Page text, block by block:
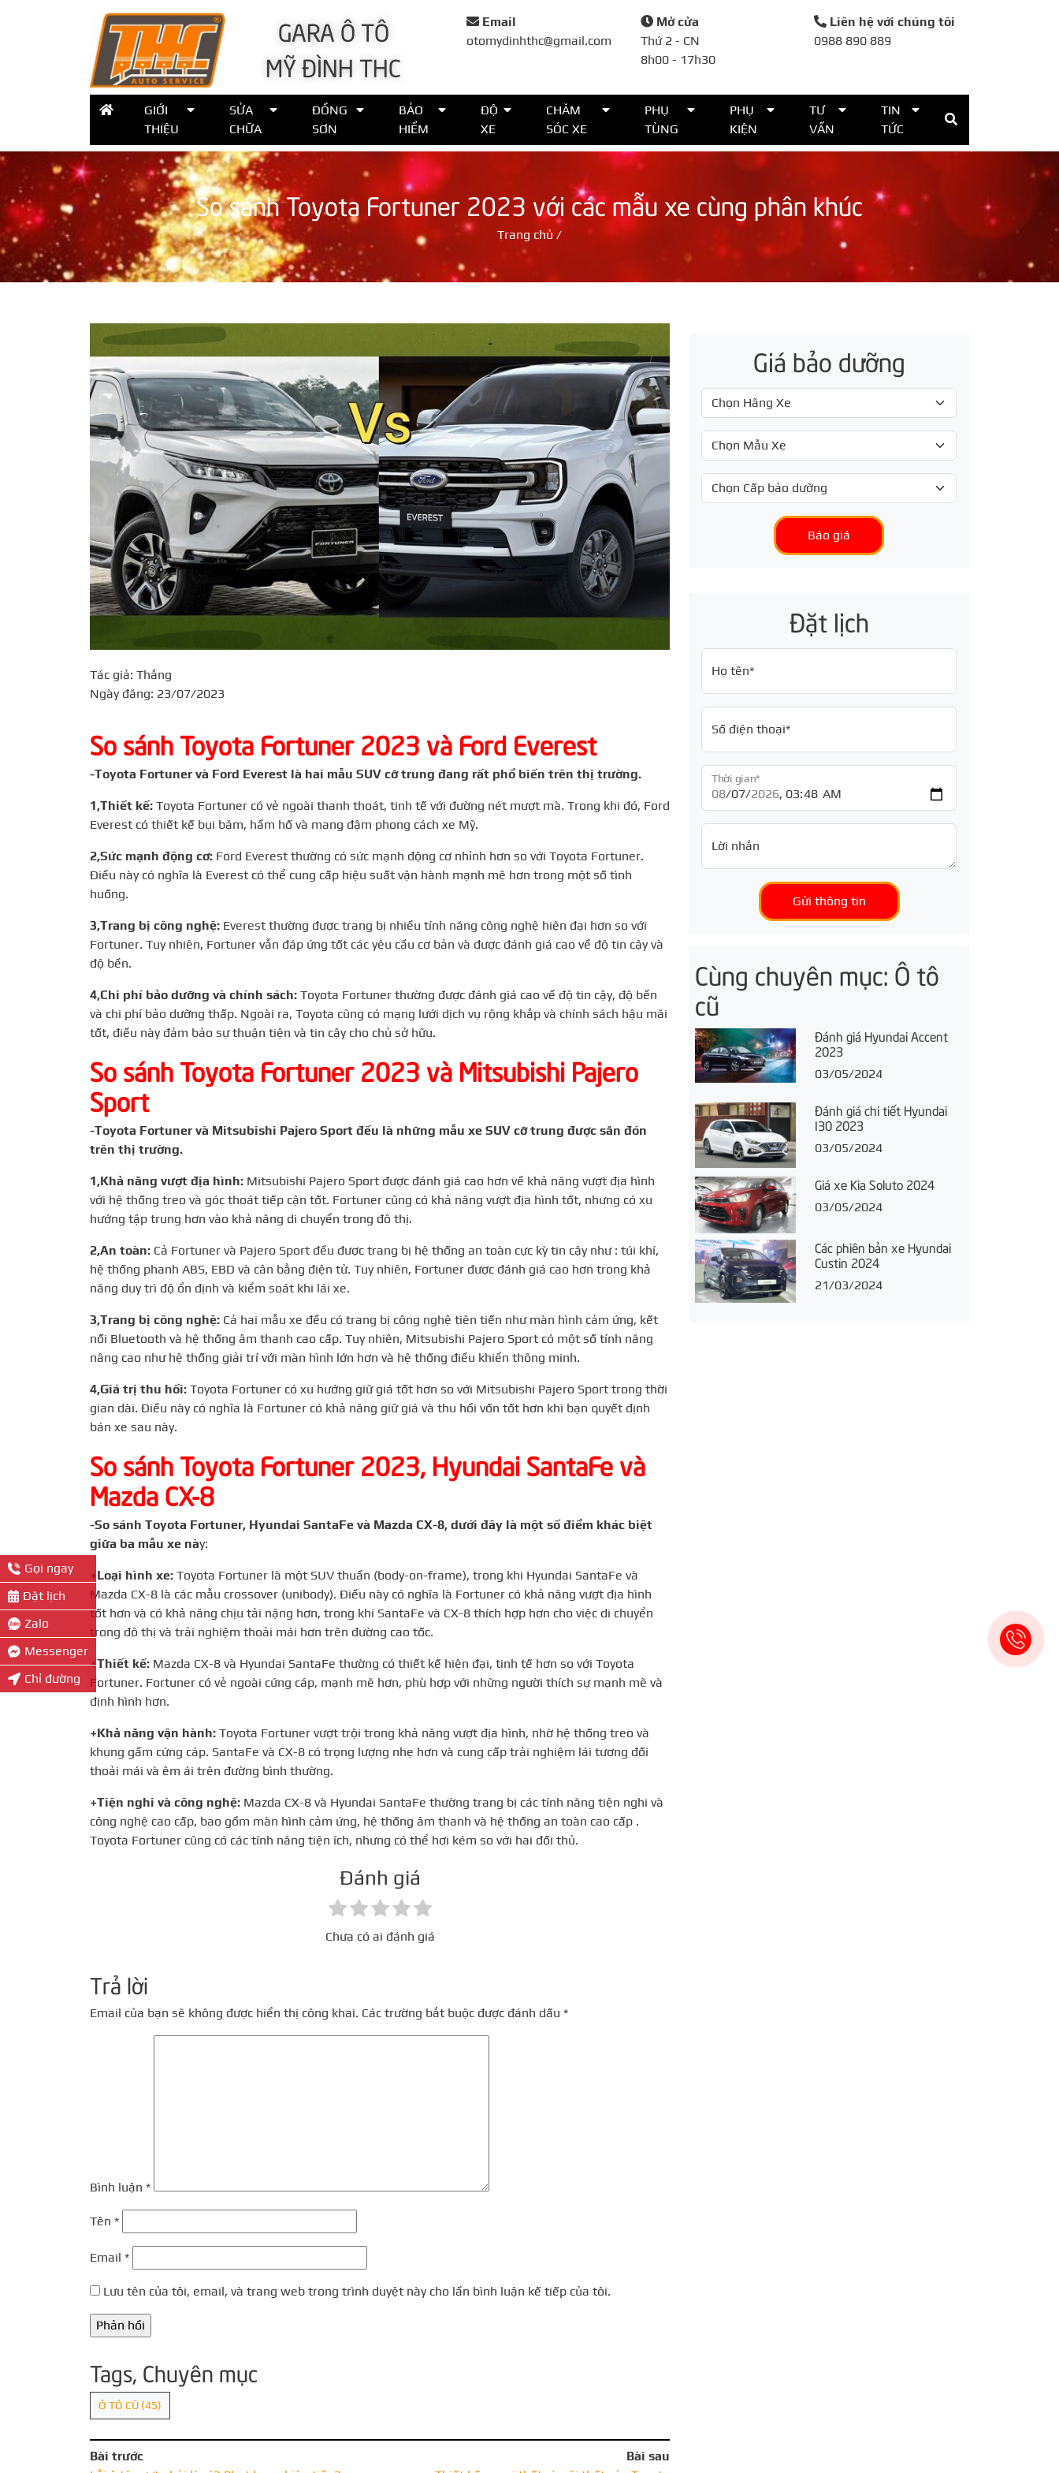
GARA Ô TÔ
MỸ ĐÌNH THC
Email
otomydinhthc@gmail.com
Mở cửa
Thứ 2 - CN
8h00 - 17h30
Liên hệ với chúng tôi
0988 890 889
GIỚI
THIỆU
SỬA
CHỮA
ĐỒNG
SƠN
BẢO
HIỂM
ĐỘ
XE
CHĂM
SÓC XE
PHỤ
TÙNG
PHỤ
KIỆN
TƯ
VẤN
TIN
TỨC
Đặt lịch
Họ tên*
Thời gian*
Gửi thông tin
So sánh Toyota Fortuner 2023 với các mẫu xe cùng phân khúc
Trang chủ /
Tác giả: Thắng
Ngày đăng: 23/07/2023
So sánh Toyota Fortuner 2023 và Ford Everest
-Toyota Fortuner và Ford Everest là hai mẫu SUV cỡ trung đang rất phổ biến trên thị trường.
1,Thiết kế: Toyota Fortuner có vẻ ngoài thanh thoát, tinh tế với đường nét mượt mà. Trong khi đó, Ford
Everest có thiết kế bụi bặm, hầm hố và mang đậm phong cách xe Mỹ.
2,Sức mạnh động cơ: Ford Everest thường có sức mạnh động cơ nhỉnh hơn so với Toyota Fortuner.
Điều này có nghĩa là Everest có thể cung cấp hiệu suất vận hành mạnh mẽ hơn trong một số tình
huống.
3,Trang bị công nghệ: Everest thường được trang bị nhiều tính năng công nghệ hiện đại hơn so với
Fortuner. Tuy nhiên, Fortuner vẫn đáp ứng tốt các yêu cầu cơ bản và được đánh giá cao về độ tin cậy và
độ bền.
4,Chi phí bảo dưỡng và chính sách: Toyota Fortuner thường được đánh giá cao về độ tin cậy, độ bền
và chi phí bảo dưỡng thấp. Ngoài ra, Toyota cũng có mạng lưới dịch vụ rộng khắp và chính sách hậu mãi
tốt, điều này đảm bảo sự thuận tiện và tin cậy cho chủ sở hữu.
So sánh Toyota Fortuner 2023 và Mitsubishi Pajero
Sport
-Toyota Fortuner và Mitsubishi Pajero Sport đều là những mẫu xe SUV cỡ trung được săn đón
trên thị trường.
1,Khả năng vượt địa hình: Mitsubishi Pajero Sport được đánh giá cao hơn về khả năng vượt địa hình
với hệ thống treo và góc thoát tiếp cận tốt. Fortuner cũng có khả năng vượt địa hình tốt, nhưng có xu
hướng tập trung hơn vào khả năng di chuyển trong đô thị.
2,An toàn: Cả Fortuner và Pajero Sport đều được trang bị hệ thống an toàn cực kỳ tin cậy như : túi khí,
hệ thống phanh ABS, EBD và cân bằng điện tử. Tuy nhiên, Fortuner được đánh giá cao hơn trong khả
năng duy trì độ ổn định và kiểm soát khi lái xe.
3,Trang bị công nghệ: Cả hai mẫu xe đều có trang bị công nghệ tiên tiến như màn hình cảm ứng, kết
nối Bluetooth và hệ thống âm thanh cao cấp. Tuy nhiên, Mitsubishi Pajero Sport có một số tính năng
nâng cao như hệ thống giải trí với màn hình lớn hơn và hệ thống điều khiển thông minh.
4,Giá trị thu hồi: Toyota Fortuner có xu hướng giữ giá tốt hơn so với Mitsubishi Pajero Sport trong thời
gian dài. Điều này có nghĩa là Fortuner có khả năng giữ giá và thu hồi vốn tốt hơn khi bạn quyết định
bán xe sau này.
So sánh Toyota Fortuner 2023, Hyundai SantaFe và
Mazda CX-8
-So sánh Toyota Fortuner, Hyundai SantaFe và Mazda CX-8, dưới đây là một số điểm khác biệt
giữa ba mẫu xe này:
+Loại hình xe: Toyota Fortuner là một SUV thuần (body-on-frame), trong khi Hyundai SantaFe và
Mazda CX-8 là các mẫu crossover (unibody). Điều này có nghĩa là Fortuner có khả năng vượt địa hình
tốt hơn và có khả năng chịu tải nặng hơn, trong khi SantaFe và CX-8 thích hợp hơn cho việc di chuyển
trong đô thị và trải nghiệm thoải mái hơn trên đường cao tốc.
+Thiết kế: Mazda CX-8 và Hyundai SantaFe thường có thiết kế hiện đại, tinh tế hơn so với Toyota
Fortuner. Fortuner có vẻ ngoài cứng cáp, mạnh mẽ hơn, phù hợp với những người thích sự mạnh mẽ và
định hình hơn.
+Khả năng vận hành: Toyota Fortuner vượt trội trong khả năng vượt địa hình, nhờ hệ thống treo và
khung gầm cứng cáp. SantaFe và CX-8 có trọng lượng nhẹ hơn và cung cấp trải nghiệm lái tương đối
thoải mái và êm ái trên đường bình thường.
+Tiện nghi và công nghệ: Mazda CX-8 và Hyundai SantaFe thường trang bị các tính năng tiện nghi và
công nghệ cao cấp, bao gồm màn hình cảm ứng, hệ thống âm thanh và hệ thống an toàn cao cấp .
Toyota Fortuner cũng có các tính năng tiện ích, nhưng có thể hơi kém so với hai đối thủ.
Đánh giá
Chưa có ai đánh giá
Trả lời
Email của bạn sẽ không được hiển thị công khai. Các trường bắt buộc được đánh dấu *
Bình luận *
Tên *
Email *
Lưu tên của tôi, email, và trang web trong trình duyệt này cho lần bình luận kế tiếp của tôi.
Tags, Chuyên mục
Ô TÔ CŨ (45)
Bài trước
Bài sau
Giá bảo dưỡng
Báo giá
Đặt lịch
Họ tên*
Số điện thoại*
Thời gian*
Lời nhắn
Gửi thông tin
Cùng chuyên mục: Ô tô
cũ
Đánh giá Hyundai Accent
2023
03/05/2024
Đánh giá chi tiết Hyundai
I30 2023
03/05/2024
Giá xe Kia Soluto 2024
03/05/2024
Các phiên bản xe Hyundai
Custin 2024
21/03/2024
Gọi ngay
Đặt lịch
Zalo
Messenger
Chỉ đường